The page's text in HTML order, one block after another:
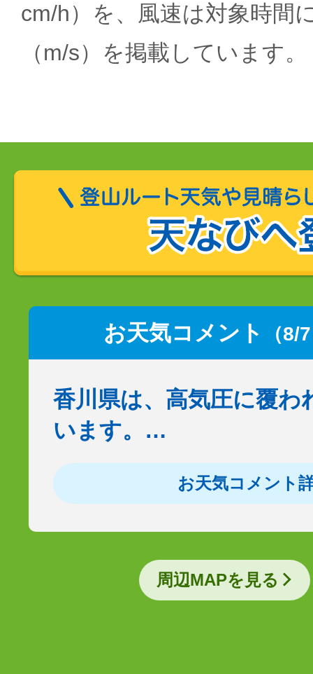
cm/h）を、風速は対象時間
（m/s）を掲載しています。
お天気コメント （8/
香川県は、高気圧に覆わ
います。…
お天気コメント
周辺MAPを見る